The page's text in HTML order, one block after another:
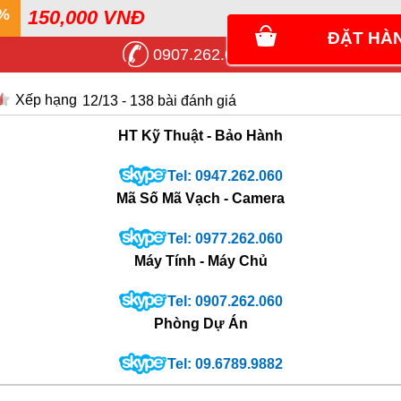
150,000 VNĐ
0907.262.060
ĐẶT
12/13- 138bài đánh giá
HT Kỹ Thuật - Bảo Hành
Tel: 0947.262.060
Mã Số Mã Vạch - Camera
Tel: 0977.262.060
Máy Tính - Máy Chủ
Tel: 0907.262.060
Phòng Dự Án
Tel: 09.6789.9882